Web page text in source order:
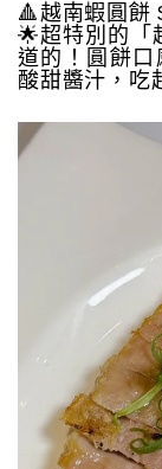
🔺越南蝦圓餅
🌟超特別的「
道的！圓餅口
酸甜醬汁，吃